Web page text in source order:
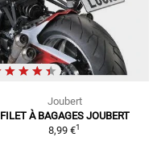
Joubert
FILET À BAGAGES JOUBERT
8,99 €1